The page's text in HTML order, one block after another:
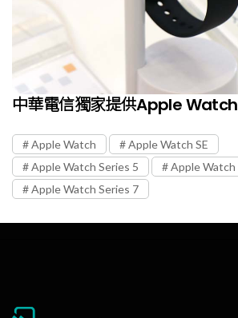
中華電信獨家提供Apple
Apple Watch
Apple Watch SE
Apple Watch Series 5
Apple Watch
Apple Watch Series 7